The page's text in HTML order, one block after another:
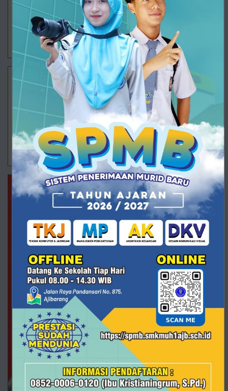
Keuangan Lembaga (AKL) SMK Muhammadiyah 1
Ajibara
22/12/2025 09:03 - Oleh Administrator - Dilihat 757 kali
MPLB
Jurusan Manajemen Perkantoran dan Layanan Bisnis
(MPLB) SMK Muhammadiyah 1 Ajibarang terus
menunjukkan langkah progresif dalam menyiapkan
peserta didik yang tidak hanya kompeten di kela
22/12/2025 09:01 - Oleh Administrator - Dilihat 1376 kali